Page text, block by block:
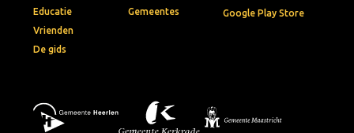
Google Play Store
Educatie
Vrienden
De gids
Gemeentes